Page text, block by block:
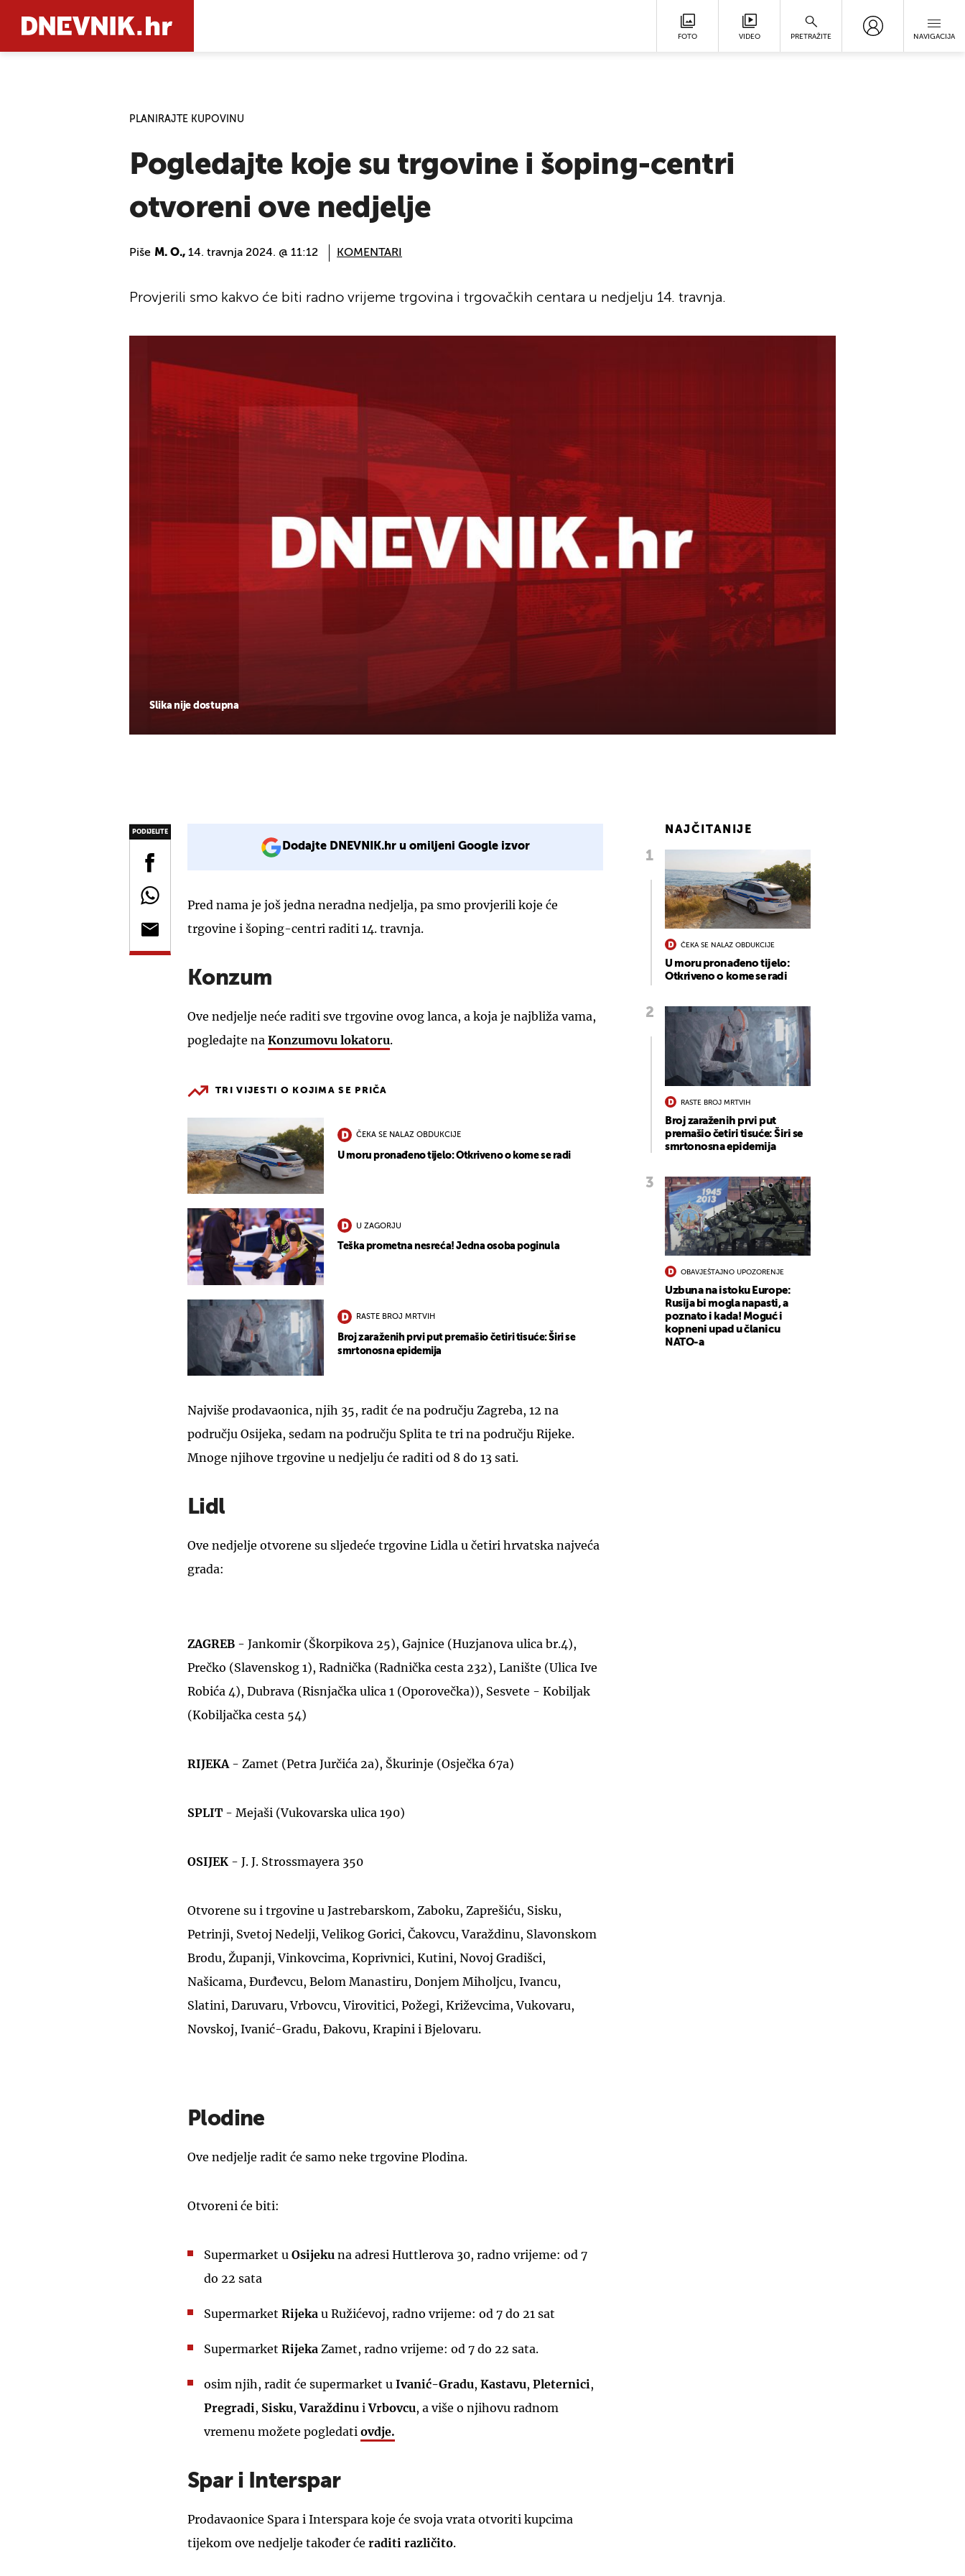
FOTO VIDEO PRETRAŽITE NAVIGACIJA
PLANIRAJTE KUPOVINU
Pogledajte koje su trgovine i šoping-centri
otvoreni ove nedjelje
Piše M. O., 14. travnja 2024. @ 11:12 KOMENTARI
Slika nije dostupna
Provjerili smo kakvo će biti radno vrijeme trgovina i trgovačkih centara u nedjelju 14. travnja.
PODIJELITE
Dodajte DNEVNIK.hr u omiljeni Google izvor
Pred nama je još jedna neradna nedjelja, pa smo provjerili koje će
trgovine i šoping-centri raditi 14. travnja.
Konzum
Ove nedjelje neće raditi sve trgovine ovog lanca, a koja je najbliža vama,
pogledajte na Konzumovu lokatoru.
TRI VIJESTI O KOJIMA SE PRIČA
ČEKA SE NALAZ OBDUKCIJE
U moru pronađeno tijelo: Otkriveno o kome se radi
U ZAGORJU
Teška prometna nesreća! Jedna osoba poginula
RASTE BROJ MRTVIH
Broj zaraženih prvi put premašio četiri tisuće: Širi se
smrtonosna epidemija
Najviše prodavaonica, njih 35, radit će na području Zagreba, 12 na
području Osijeka, sedam na području Splita te tri na području Rijeke.
Mnoge njihove trgovine u nedjelju će raditi od 8 do 13 sati.
Lidl
Ove nedjelje otvorene su sljedeće trgovine Lidla u četiri hrvatska najveća
grada:
ZAGREB - Jankomir (Škorpikova 25), Gajnice (Huzjanova ulica br.4),
Prečko (Slavenskog 1), Radnička (Radnička cesta 232), Lanište (Ulica Ive
Robića 4), Dubrava (Risnjačka ulica 1 (Oporovečka)), Sesvete - Kobiljak
(Kobiljačka cesta 54)
RIJEKA- Zamet (Petra Jurčića 2a), Škurinje (Osječka 67a)
SPLIT - Mejaši (Vukovarska ulica 190)
OSIJEK - J. J. Strossmayera 350
Otvorene su i trgovine u Jastrebarskom, Zaboku, Zaprešiću, Sisku,
Petrinji, Svetoj Nedelji, Velikog Gorici, Čakovcu, Varaždinu, Slavonskom
Brodu, Županji, Vinkovcima, Koprivnici, Kutini, Novoj Gradišci,
Našicama, Đurđevcu, Belom Manastiru, Donjem Miholjcu, Ivancu,
Slatini, Daruvaru, Vrbovcu, Virovitici, Požegi, Križevcima, Vukovaru,
Novskoj, Ivanić-Gradu, Đakovu, Krapini i Bjelovaru.
Plodine
Ove nedjelje radit će samo neke trgovine Plodina.
Otvoreni će biti:
Supermarket u Osijeku na adresi Huttlerova 30, radno vrijeme: od 7
do 22 sata
Supermarket Rijeka u Ružićevoj, radno vrijeme: od 7 do 21 sat
Supermarket Rijeka Zamet, radno vrijeme: od 7 do 22 sata.
osim njih, radit će supermarket u Ivanić-Gradu, Kastavu, Pleternici,
Pregradi, Sisku,Varaždinu iVrbovcu, a više o njihovu radnom
vremenu možete pogledati ovdje.
Spar i Interspar
Prodavaonice Spara i Interspara koje će svoja vrata otvoriti kupcima
tijekom ove nedjelje također će raditi različito.
NAJČITANIJE
ČEKA SE NALAZ OBDUKCIJE
U moru pronađeno tijelo:
Otkriveno o kome se radi
RASTE BROJ MRTVIH
Broj zaraženih prvi put
premašio četiri tisuće: Širi se
smrtonosna epidemija
OBAVJEŠTAJNO UPOZORENJE
Uzbuna na istoku Europe:
Rusija bi mogla napasti, a
poznato i kada! Moguć i
kopneni upad u članicu
NATO-a